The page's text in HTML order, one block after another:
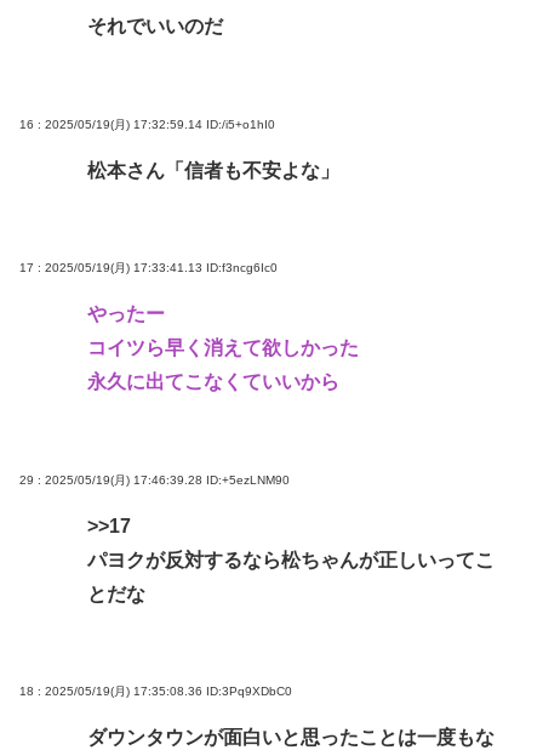
それでいいのだ
16 : 2025/05/19(月) 17:32:59.14 ID:/i5+o1hI0
松本さん「信者も不安よな」
17 : 2025/05/19(月) 17:33:41.13 ID:f3ncg6Ic0
やったー
コイツら早く消えて欲しかった
永久に出てこなくていいから
29 : 2025/05/19(月) 17:46:39.28 ID:+5ezLNM90
>>17
パヨクが反対するなら松ちゃんが正しいってこ
とだな
18 : 2025/05/19(月) 17:35:08.36 ID:3Pq9XDbC0
ダウンタウンが面白いと思ったことは一度もな